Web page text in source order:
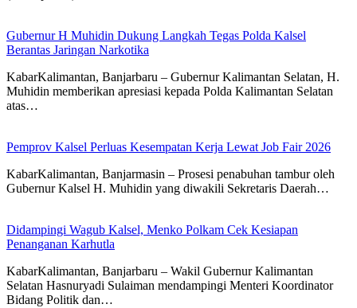
Gubernur H Muhidin Dukung Langkah Tegas Polda Kalsel
Berantas Jaringan Narkotika
KabarKalimantan, Banjarbaru – Gubernur Kalimantan Selatan, H.
Muhidin memberikan apresiasi kepada Polda Kalimantan Selatan
atas…
Pemprov Kalsel Perluas Kesempatan Kerja Lewat Job Fair 2026
KabarKalimantan, Banjarmasin – Prosesi penabuhan tambur oleh
Gubernur Kalsel H. Muhidin yang diwakili Sekretaris Daerah…
Didampingi Wagub Kalsel, Menko Polkam Cek Kesiapan
Penanganan Karhutla
KabarKalimantan, Banjarbaru – Wakil Gubernur Kalimantan
Selatan Hasnuryadi Sulaiman mendampingi Menteri Koordinator
Bidang Politik dan…